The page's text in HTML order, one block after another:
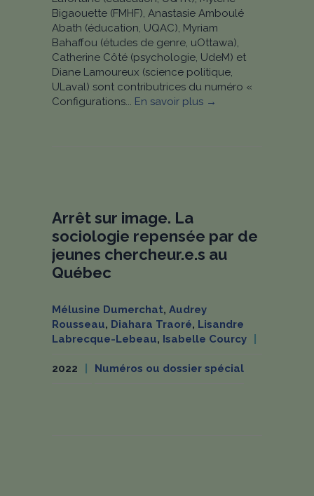
Bigaouette (FMHF), Anastasie Amboulé
Abath (éducation, UQAC), Myriam
Bahaffou (études de genre, uOttawa),
Catherine Côté (psychologie, UdeM) et
Diane Lamoureux (science politique,
ULaval) sont contributrices du numéro «
Configurations... En savoir plus →
Arrêt sur image. La
sociologie repensée par de
jeunes chercheur.e.s au
Québec
Mélusine Dumerchat, Audrey
Rousseau, Diahara Traoré, Lisandre
Labrecque-Lebeau, Isabelle Courcy
2022 Numéros ou dossier spécial